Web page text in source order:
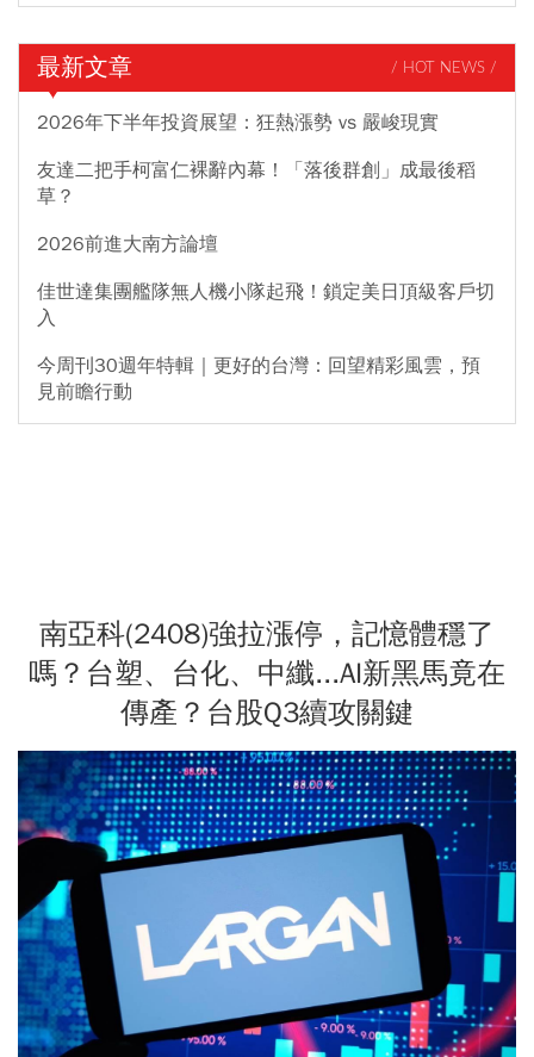
最新文章 / HOT NEWS /
2026年下半年投資展望：狂熱漲勢 vs 嚴峻現實
友達二把手柯富仁裸辭內幕！「落後群創」成最後稻
草？
2026前進大南方論壇
佳世達集團艦隊無人機小隊起飛！鎖定美日頂級客戶切
入
今周刊30週年特輯｜更好的台灣：回望精彩風雲，預
見前瞻行動
南亞科(2408)強拉漲停，記憶體穩了
嗎？台塑、台化、中纖...AI新黑馬竟在
傳產？台股Q3續攻關鍵